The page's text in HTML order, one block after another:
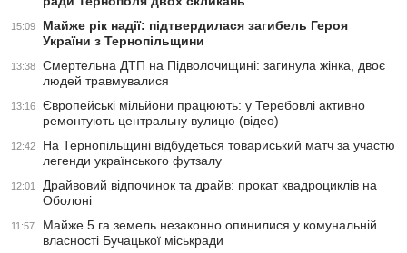
15:09
Майже рік надії: підтвердилася загибель Героя
України з Тернопільщини
13:38
Смертельна ДТП на Підволочищині: загинула жінка, двоє
людей травмувалися
13:16
Європейські мільйони працюють: у Теребовлі активно
ремонтують центральну вулицю (відео)
12:42
На Тернопільщині відбудеться товариський матч за участю
легенди українського футзалу
12:01
Драйвовий відпочинок та драйв: прокат квадроциклів на
Оболоні
11:57
Майже 5 га земель незаконно опинилися у комунальній
власності Бучацької міськради